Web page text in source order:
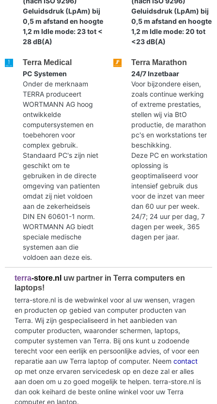
Geluidsdruk (LpAm) bij
0,5 m afstand en hoogte
1,2 m Idle mode: 23 tot <
28 dB(A)
Geluidsdruk (LpAm) bij
0,5 m afstand en hoogte
1,2 m Idle mode: 20 tot
<23 dB(A)
Terra Medical
PC Systemen
Onder de merknaam
TERRA produceert
WORTMANN AG hoog
ontwikkelde
computersystemen en
toebehoren voor
complex gebruik.
Standaard PC's zijn niet
geschikt om te
gebruiken in de directe
omgeving van patienten
omdat zij niet voldoen
aan de zekerheidseis
DIN EN 60601-1 norm.
WORTMANN AG biedt
speciale medische
systemen aan die
voldoen aan deze eis.
Terra Marathon
24/7 Inzetbaar
Voor bijzondere eisen,
zoals continue werking
of extreme prestaties,
stellen wij via BtO
productie, de marathon
pc's en workstations ter
beschikking.
Deze PC en workstation
oplossing is
geoptimaliseerd voor
intensief gebruik dus
voor de inzet van meer
dan 60 uur per week.
24/7; 24 uur per dag, 7
dagen per week, 365
dagen per jaar.
terra-store.nl uw partner in Terra computers en
laptops!
terra-store.nl is de webwinkel voor al uw wensen, vragen
en producten op gebied van computer producten van
Terra. Wij zijn gespecialiseerd in het aanbieden van
computer producten, waaronder schermen, laptops,
computer systemen van Terra. Bij ons kunt u zodoende
terecht voor een eerlijk en persoonlijke advies, of voor een
reparatie aan uw Terra laptop of computer. Neem contact
op met onze ervaren servicedesk op en deze zal er alles
aan doen om u zo goed mogelijk te helpen. terra-store.nl is
dan ook keihard de beste online winkel voor uw Terra
computer en laptop.